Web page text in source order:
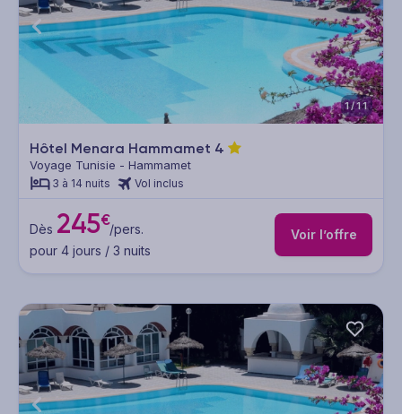
1/11
Hôtel Menara Hammamet 4
Voyage Tunisie - Hammamet
3 à 14 nuits Vol inclus
Dès 245€/pers.
pour 4 jours / 3 nuits
Voir l’offre